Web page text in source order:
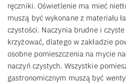
ręczniki. Oświetlenie ma mieć
muszą być wykonane z materiału
czystości. Naczynia brudne i
krzyżować, dlatego w zakładzie
osobne pomieszczenia na mycie
naczyń czystych. Wszystkie
gastronomicznym muszą być